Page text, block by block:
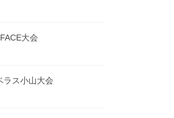
大会
ラス小山大会